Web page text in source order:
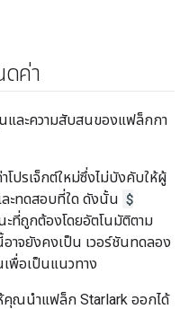
ดค่า
และความสับสนของแฟล็กกา
ปรเจ็กต์ใหม่ซึ่งไม่บังคับให้ผู้
ะทดสอบที่ใด ดังนั้น $
ะที่ถูกต้องโดยอัตโนมัติตาม
อาจยังคงเป็น เวอร์ชันทดลอง
พื่อเป็นแนวทาง
คุณนำแฟล็ก Starlark ออกได้